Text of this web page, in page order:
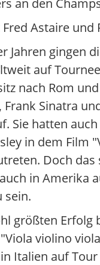
an den
Astaire und
Jahren gingen
auf
nach Rom
Frank Sinatra
Sie hatten
in dem Film
Doch das
in Amerika
sein.
größten Erfolg
violino
Italien auf